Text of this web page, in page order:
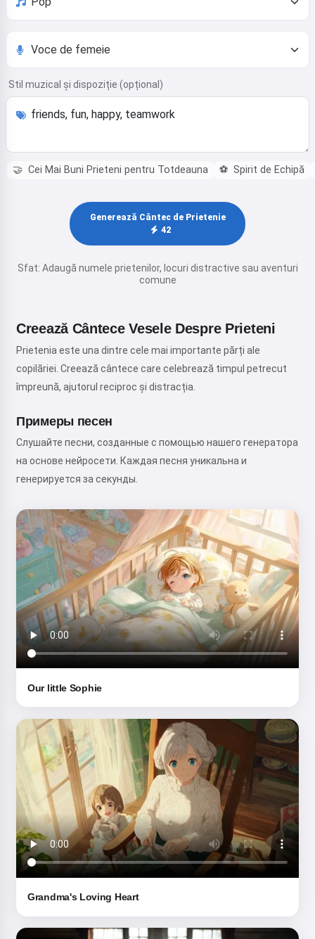
Stil muzical și dispoziție (opțional)
🤝 Cei Mai Buni Prieteni pentru Totdeauna ⚽ Spirit de Echipă
Generează Cântec de Prietenie
42
Sfat: Adaugă numele prietenilor, locuri distractive sau aventuri
comune
Creează Cântece Vesele Despre Prieteni
Prietenia este una dintre cele mai importante părți ale
copilăriei. Creează cântece care celebrează timpul petrecut
împreună, ajutorul reciproc și distracția.
Примеры песен
Слушайте песни, созданные с помощью нашего генератора
на основе нейросети. Каждая песня уникальна и
генерируется за секунды.
Our little Sophie
Grandma's Loving Heart
Salut! Eu sunt Storiko 👋
Spun povești magice de seară
pentru copiii tăi 🌟
Citește o poveste
Începând să folosești serviciul, accepți:Termeni și